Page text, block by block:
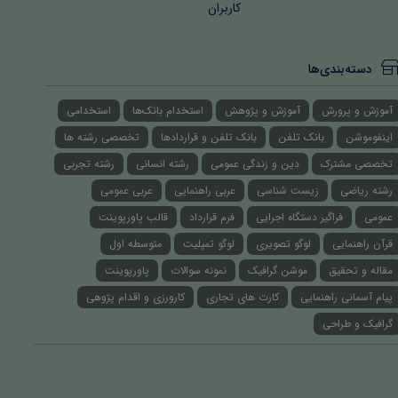
کاربران
دسته‌بندی‌ها
آموزش و پرورش آموزش و پژوهش استخدام بانک‌ها
استخدامی
اینفوموشن
بانک تلفن بانک تلفن و قراردادها
تخصصی رشته ها
تخصصی مشترک
دین و زندگی عمومی رشته انسانی
رشته تجربی
رشته ریاضی
زیست شناسی عربی راهنمایی
عربی عمومی
عمومی
فراگیر دستگاه اجرایی فرم قرارداد
قالب پاورپوینت
قرآن راهنمایی
لوگو تصویری لوگو تمپلیت
متوسطه اول
مقاله و تحقیق
موشن گرافیک نمونه سوالات
پاورپوینت
پیام آسمانی راهنمایی
کارت های تجاری
کارورزی و اقدام پژوهی
گرافیک و طراحی